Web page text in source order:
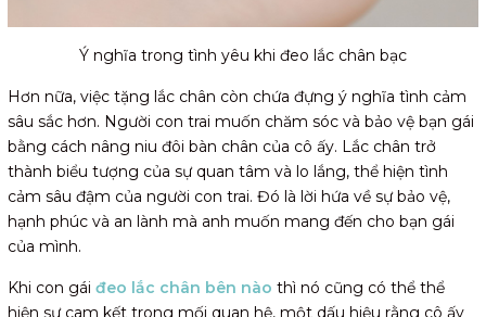
Ý nghĩa trong tình yêu khi đeo lắc chân bạc
Hơn nữa, việc tặng lắc chân còn chứa đựng ý nghĩa tình cảm
sâu sắc hơn. Người con trai muốn chăm sóc và bảo vệ bạn gái
bằng cách nâng niu đôi bàn chân của cô ấy. Lắc chân trở
thành biểu tượng của sự quan tâm và lo lắng, thể hiện tình
cảm sâu đậm của người con trai. Đó là lời hứa về sự bảo vệ,
hạnh phúc và an lành mà anh muốn mang đến cho bạn gái
của mình.
Khi con gái đeo lắc chân bên nào thì nó cũng có thể thể
hiện sự cam kết trong mối quan hệ, một dấu hiệu rằng cô ấy